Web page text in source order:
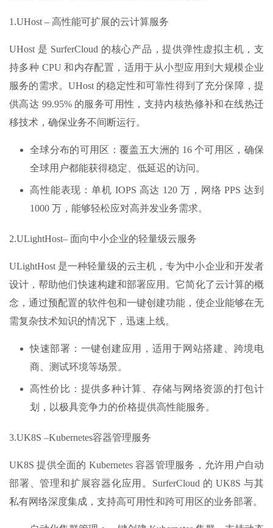
1.UHost – 高性能可扩展的云计算服务
UHost 是 SurferCloud 的核心产品，提供弹性虚拟主机，支
持多种 CPU 和内存配置，适用于从小型应用到大规模企业
服务的需求。UHost 的稳定性和可靠性得到了充分保障，提
供高达 99.95% 的服务可用性，支持内核热修补和在线热迁
移技术，确保业务不间断运行。
全球分布的可用区：覆盖五大洲的 16 个可用区，确保
全球用户都能获得稳定、低延迟的访问。
高性能表现：单机 IOPS 高达 120 万，网络 PPS 达到
1000 万，能够轻松应对高并发业务需求。
2.ULightHost– 面向中小企业的轻量级云服务
ULightHost 是一种轻量级的云主机，专为中小企业和开发者
设计，帮助他们快速构建和部署应用。它简化了云计算的概
念，通过预配置的软件包和一键创建功能，使企业能够在无
需复杂技术知识的情况下，迅速上线。
快速部署：一键创建应用，适用于网站搭建、跨境电
商、测试环境等场景。
高性价比：提供多种计算、存储与网络资源的打包计
划，以极具竞争力的价格提供高性能服务。
3.UK8S –Kubernetes容器管理服务
UK8S 提供全面的 Kubernetes 容器管理服务，允许用户自动
部署、管理和扩展容器化应用。SurferCloud 的 UK8S 与其
私有网络深度集成，支持高可用性和跨可用区的业务部署。